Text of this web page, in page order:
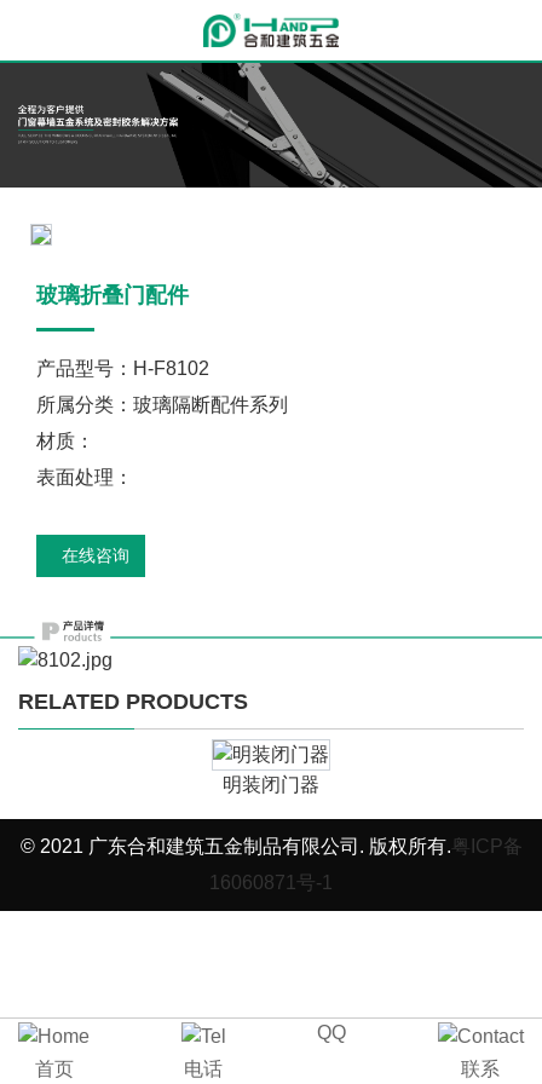
玻璃折叠门配件
产品型号：H-F8102
所属分类：玻璃隔断配件系列
材质：
表面处理：
在线咨询
RELATED PRODUCTS
明装闭门器
© 2021 广东合和建筑五金制品有限公司. 版权所有.粤ICP备
16060871号-1
首页 电话
QQ
联系